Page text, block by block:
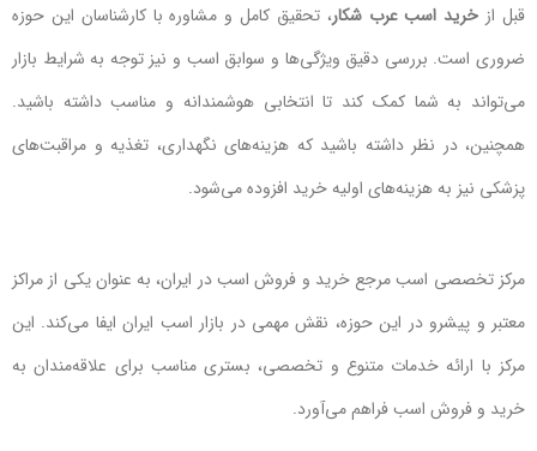
قبل از خرید اسب عرب شکار، تحقیق کامل و مشاوره با کارشناسان این حوزه
ضروری است. بررسی دقیق ویژگی‌ها و سوابق اسب و نیز توجه به شرایط بازار
می‌تواند به شما کمک کند تا انتخابی هوشمندانه و مناسب داشته باشید.
همچنین، در نظر داشته باشید که هزینه‌های نگهداری، تغذیه و مراقبت‌های
پزشکی نیز به هزینه‌های اولیه خرید افزوده می‌شود.
مرکز تخصصی اسب مرجع خرید و فروش اسب در ایران، به عنوان یکی از مراکز
معتبر و پیشرو در این حوزه، نقش مهمی در بازار اسب ایران ایفا می‌کند. این
مرکز با ارائه خدمات متنوع و تخصصی، بستری مناسب برای علاقه‌مندان به
خرید و فروش اسب فراهم می‌آورد.